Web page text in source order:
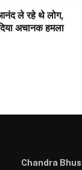
ले रहे थे लोग,
अचानक हमला
Chandra